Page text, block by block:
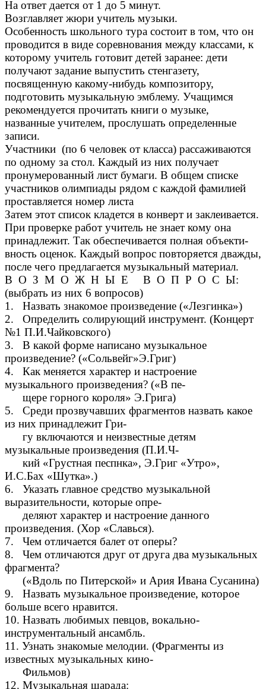
На ответ дается от 1 до 5 минут.
Возглавляет жюри учитель музыки.
Особенность школьного тура состоит в том, что он
проводится в виде соревнования между классами, к
которому учитель готовит детей заранее: дети
получают задание выпустить стенгазету,
посвященную какому-нибудь композитору,
подготовить музыкальную эмблему. Учащимся
рекомендуется прочитать книги о музыке,
названные учителем, прослушать определенные
записи.
Участники (по 6 человек от класса) рассаживаются
по одному за стол. Каждый из них получает
пронумерованный лист бумаги. В общем списке
участников олимпиады рядом с каждой фамилией
проставляется номер листа
Затем этот список кладется в конверт и заклеивается.
При проверке работ учитель не знает кому она
принадлежит. Так обеспечивается полная объекти-
вность оценок. Каждый вопрос повторяется дважды,
после чего предлагается музыкальный материал.
В О З М О Ж Н Ы Е В О П Р О С Ы:
(выбрать из них 6 вопросов)
1. Назвать знакомое произведение («Лезгинка»)
2. Определить солирующий инструмент. (Концерт
№1 П.И.Чайковского)
3. В какой форме написано музыкальное
произведение? («Сольвейг»Э.Григ)
4. Как меняется характер и настроение
музыкального произведения? («В пе-
щере горного короля» Э.Грига)
5. Среди прозвучавших фрагментов назвать какое
из них принадлежит Гри-
гу включаются и неизвестные детям
музыкальные произведения (П.И.Ч-
кий «Грустная песпнка», Э.Григ «Утро»,
И.С.Бах «Шутка».)
6. Указать главное средство музыкальной
выразительности, которые опре-
деляют характер и настроение данного
произведения. (Хор «Славься).
7. Чем отличается балет от оперы?
8. Чем отличаются друг от друга два музыкальных
фрагмента?
(«Вдоль по Питерской» и Ария Ивана Сусанина)
9. Назвать музыкальное произведение, которое
больше всего нравится.
10. Назвать любимых певцов, вокально-
инструментальный ансамбль.
11. Узнать знакомые мелодии. (Фрагменты из
известных музыкальных кино-
Фильмов)
12. Музыкальная шарада: